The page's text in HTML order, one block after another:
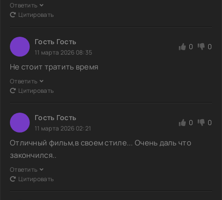
Ответить
Цитировать
Гость Гость
11 марта 2026 08:35
0 0
Не стоит тратить время
Ответить
Цитировать
Гость Гость
11 марта 2026 02:21
0 0
Отличный фильм,в своем стиле... Очень даль что
закончился..
Ответить
Цитировать